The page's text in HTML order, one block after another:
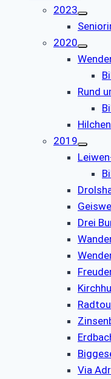
2023
2020
Rund
2019
Drei
Via